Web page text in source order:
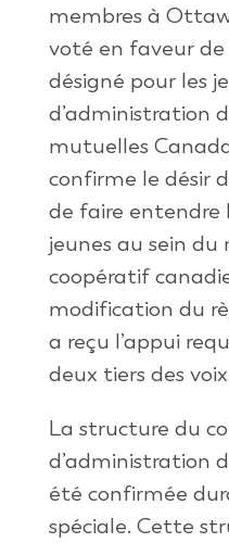
membres à
voté en faveur de
désigné pour les
d’administration
mutuelles
confirme le désir
de faire entendre
jeunes au sein
coopératif
modification du
a reçu l’appui
deux tiers des
La structure du
d’administration
été confirmée
spéciale. Cette